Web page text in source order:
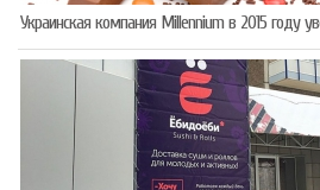
Украинская компания Millennium в 2015 году